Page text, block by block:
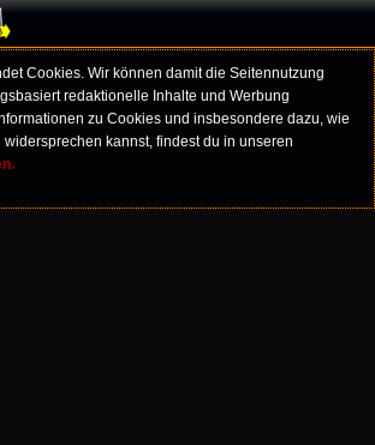
Cookies. Wir können damit die Seitennutzung
redaktionelle Inhalte und Werbung
zu Cookies und insbesondere dazu, wie
kannst, findest du in unseren